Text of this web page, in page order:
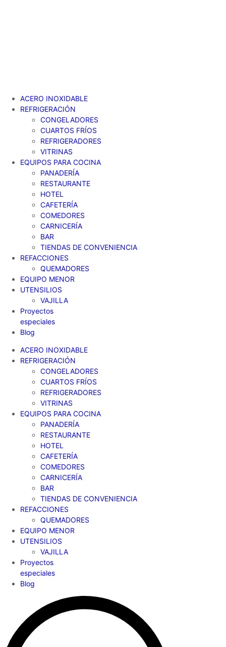
ACERO INOXIDABLE
REFRIGERACIÓN
CONGELADORES
CUARTOS FRÍOS
REFRIGERADORES
VITRINAS
EQUIPOS PARA COCINA
PANADERÍA
RESTAURANTE
HOTEL
CAFETERÍA
COMEDORES
CARNICERÍA
BAR
TIENDAS DE CONVENIENCIA
REFACCIONES
QUEMADORES
EQUIPO MENOR
UTENSILIOS
VAJILLA
Proyectos
especiales
Blog
ACERO INOXIDABLE
REFRIGERACIÓN
CONGELADORES
CUARTOS FRÍOS
REFRIGERADORES
VITRINAS
EQUIPOS PARA COCINA
PANADERÍA
RESTAURANTE
HOTEL
CAFETERÍA
COMEDORES
CARNICERÍA
BAR
TIENDAS DE CONVENIENCIA
REFACCIONES
QUEMADORES
EQUIPO MENOR
UTENSILIOS
VAJILLA
Proyectos
especiales
Blog